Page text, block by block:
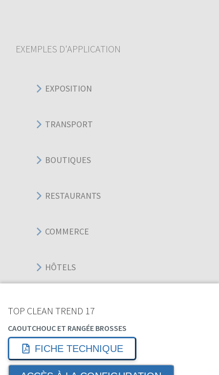
TOP CLEAN TREND 17
CAOUTCHOUC ET RANGÉE BROSSES
FICHE TECHNIQUE
EXEMPLES D'APPLICATION
EXPOSITION
TRANSPORT
BOUTIQUES
RESTAURANTS
COMMERCE
HÔTELS
SPORT ÉVÉNEMENT